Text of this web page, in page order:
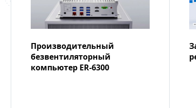
Производительный
безвентиляторный
компьютер ER-6300